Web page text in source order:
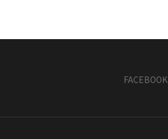
FACEBOOK